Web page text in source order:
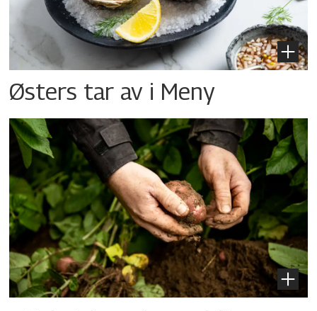
Østers tar av i Meny